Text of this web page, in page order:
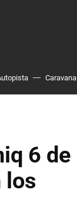
Caravana
6 de
los